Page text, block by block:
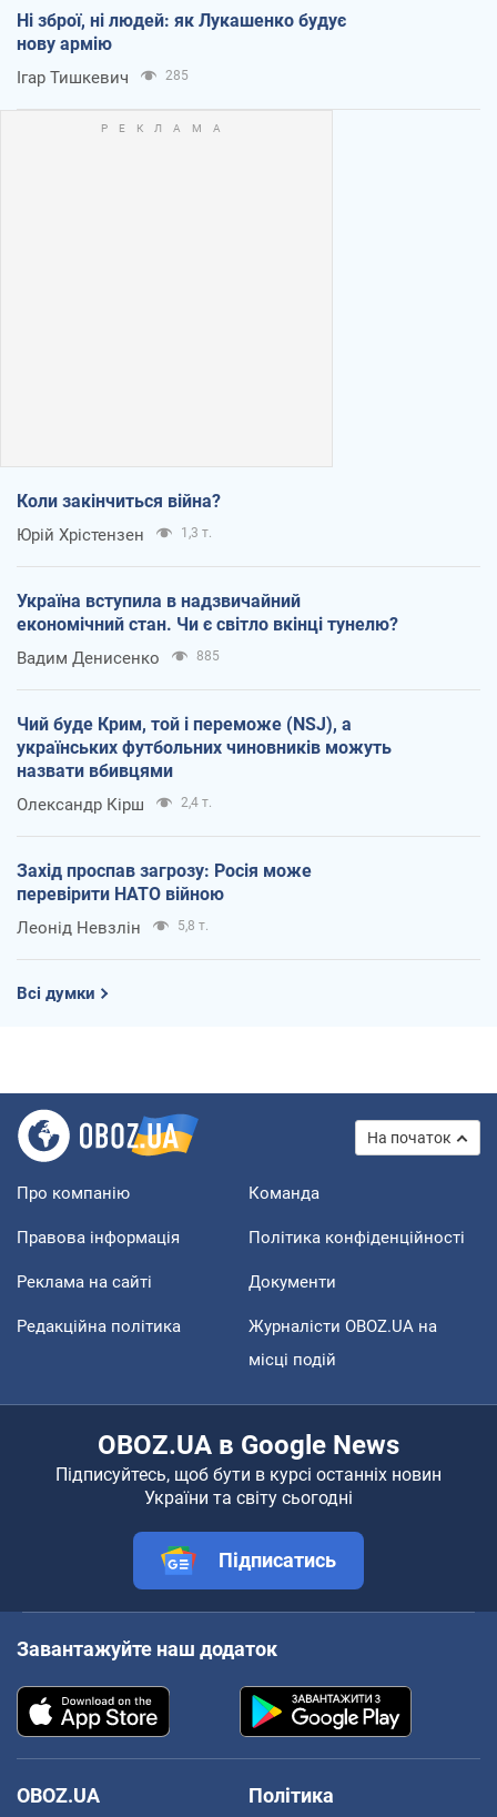
Ні зброї, ні людей: як Лукашенко будує
нову армію
Ігар Тишкевич 285
Коли закінчиться війна?
Юрій Хрістензен 1,3 т.
Україна вступила в надзвичайний
економічний стан. Чи є світло вкінці тунелю?
Вадим Денисенко 885
Чий буде Крим, той і переможе (NSJ), а
українських футбольних чиновників можуть
назвати вбивцями
Олександр Кірш 2,4 т.
Захід проспав загрозу: Росія може
перевірити НАТО війною
Леонід Невзлін 5,8 т.
Всі думки
На початок
Про компанію Команда
Правова інформація Політика конфіденційності
Реклама на сайті Документи
Редакційна політика
Журналісти OBOZ.UA на
місці подій
OBOZ.UA в Google News
Підписуйтесь, щоб бути в курсі останніх новин
України та світу сьогодні
Підписатись
Завантажуйте наш додаток
OBOZ.UA
Політика